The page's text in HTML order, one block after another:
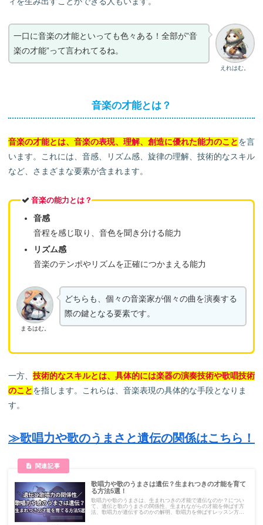
えれはむ。
一口に音楽の才能といっても色々ある！全部が”音
楽の才能”って言われてるね。
音楽の才能とは？
音楽の才能とは、音楽の表現、理解、創造に優れた能力のことを言
います。これには、音感、リズム感、旋律の理解、技術的なスキル
など、さまざまな要素が含まれます。
音楽の能力とは？
音感
音程を感じ取り、音色を聞き分ける能力
リズム感
音楽のテンポやリズムを正確につかまえる能力
まるはむ。
どちらも、個々の音楽家が個々の曲を演奏する
際の鍵となる要素です。
一方、 技術的なスキルとは、具体的には楽器の演奏技術や歌唱技術
のことを指します。これらは、音楽表現の具体的な手段となりま
す。
≫歌唱力や歌のうまさと遺伝の関係はこちら！
歌唱力や歌のうまさは遺伝？生まれつきの才能を育て
る方法5選！
歌唱力や歌のうまさは、生まれつきの才能で遺伝なのか？につい
て、遺伝と歌のうまさの関係性、生まれながらの才能を伸ばす方
法、歌唱力が遺伝するのかの解明、歌唱力を伸ばすレッスン方法